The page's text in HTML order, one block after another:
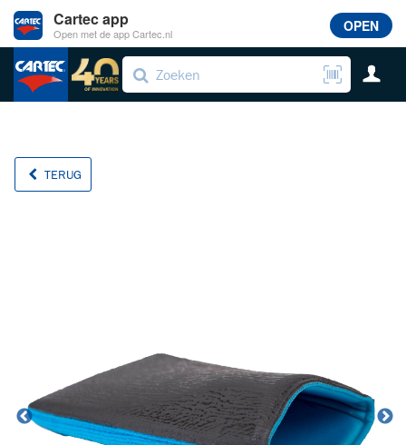
TERUG
Cartec app
Open met de app Cartec.nl OPEN